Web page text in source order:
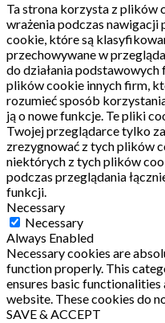
Ta strona korzysta z plików
wrażenia podczas nawigacji
cookie, które są
przechowywane w
do działania
plików cookie innych firm,
rozumieć sposób
ją o nowe funkcje. Te pliki
Twojej przeglądarce tylko
zrezygnować z tych plików
niektórych z tych plików
podczas przeglądania
funkcji.
Necessary
Necessary
Always Enabled
Necessary cookies are
function properly. This
ensures basic
website. These cookies do
SAVE & ACCEPT